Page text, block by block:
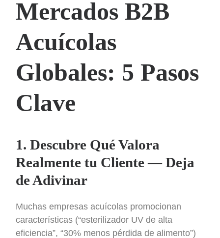
Mercados B2B
Acuícolas
Globales: 5 Pasos
Clave
1. Descubre Qué Valora
Realmente tu Cliente — Deja
de Adivinar
Muchas empresas acuícolas promocionan
características (“esterilizador UV de alta
eficiencia”, “30% menos pérdida de alimento”)